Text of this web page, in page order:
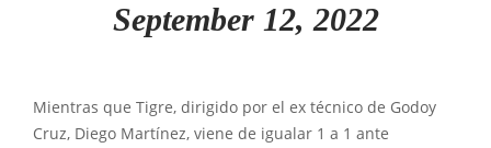
September 12, 2022
Mientras que Tigre, dirigido por el ex técnico de Godoy
Cruz, Diego Martínez, viene de igualar 1 a 1 ante